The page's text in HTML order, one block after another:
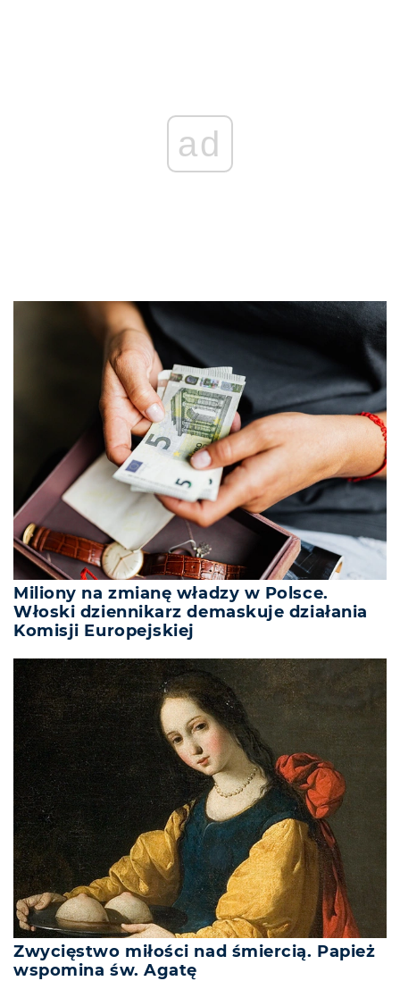
ad
Miliony na zmianę władzy w Polsce.
Włoski dziennikarz demaskuje działania
Komisji Europejskiej
Zwycięstwo miłości nad śmiercią. Papież
wspomina św. Agatę